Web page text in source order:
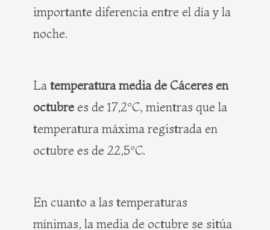
importante diferencia entre el día y la
noche.
La temperatura media de Cáceres en
octubre es de 17,2ºC, mientras que la
temperatura máxima registrada en
octubre es de 22,5ºC.
En cuanto a las temperaturas
mínimas, la media de octubre se sitúa